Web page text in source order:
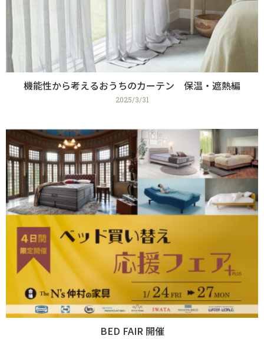
機能性から考えるおうちのカーテン 保温・遮熱編
2025/3/31
BED FAIR 開催